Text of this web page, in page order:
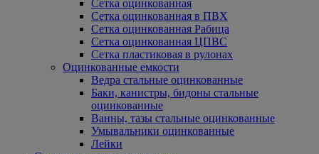
Сетка оцинкованная
Сетка оцинкованная в ПВХ
Сетка оцинкованная Рабица
Сетка оцинкованная ЦПВС
Сетка пластиковая в рулонах
Оцинкованные емкости
Ведра стальные оцинкованные
Баки, канистры, бидоны стальные
оцинкованные
Ванны, тазы стальные оцинкованные
Умывальники оцинкованные
Лейки